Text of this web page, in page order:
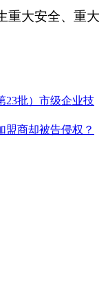
重大安全、重大
23批）市级企业技
盟商却被告侵权？